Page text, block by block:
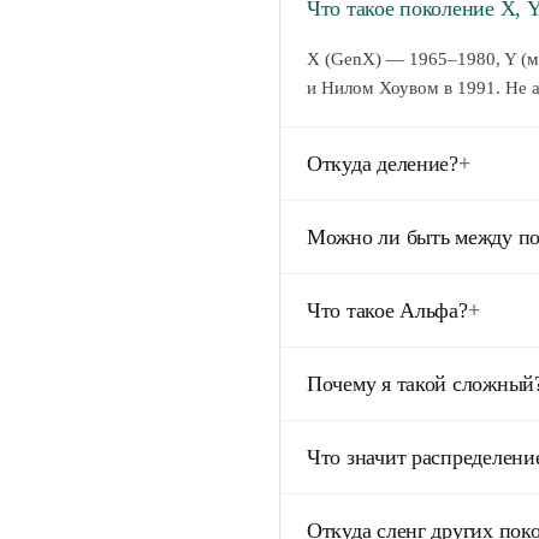
Что такое поколение X,
X (GenX) — 1965–1980, Y
и Нилом Хоувом в 1991. Не
Откуда деление?+
похожие ценности.
Можно ли быть между
50–70% доминирующее +
Что такое Альфа?+
появится к 2030, но уже
Почему я такой
больше, чем между
Что значит
Откуда сленг других